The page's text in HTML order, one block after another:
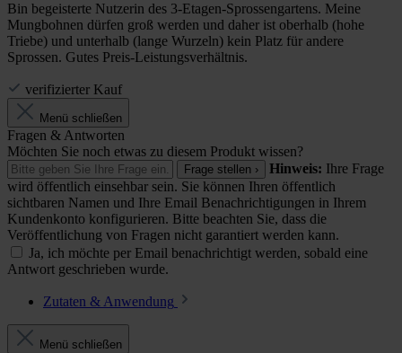
Bin begeisterte Nutzerin des 3-Etagen-Sprossengartens. Meine
Mungbohnen dürfen groß werden und daher ist oberhalb (hohe
Triebe) und unterhalb (lange Wurzeln) kein Platz für andere
Sprossen. Gutes Preis-Leistungsverhältnis.
verifizierter Kauf
Menü schließen
Fragen & Antworten
Möchten Sie noch etwas zu diesem Produkt wissen?
Frage stellen › Hinweis: Ihre Frage
wird öffentlich einsehbar sein. Sie können Ihren öffentlich
sichtbaren Namen und Ihre Email Benachrichtigungen in Ihrem
Kundenkonto konfigurieren. Bitte beachten Sie, dass die
Veröffentlichung von Fragen nicht garantiert werden kann.
Ja, ich möchte per Email benachrichtigt werden, sobald eine
Antwort geschrieben wurde.
Zutaten & Anwendung
Menü schließen